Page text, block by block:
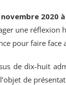
novembre 2020
une
pour faire
de dix-huit
de